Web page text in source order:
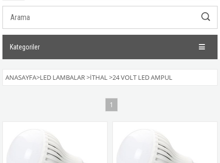
Kategoriler
ANASAYFA>LED LAMBALAR>İTHAL>24 VOLT LED AMPUL
1